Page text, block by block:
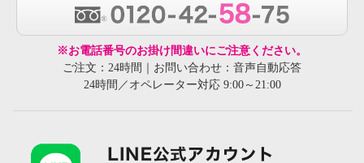
※お電話番号のお掛け間違いにご注意ください。
ご注文：24時間｜お問い合わせ：音声自動応答
24時間／オペレーター対応 9:00～21:00